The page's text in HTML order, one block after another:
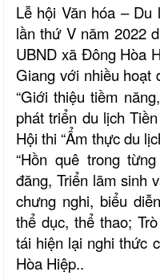
Lễ hội Văn hóa –
lần thứ V năm 2022
UBND xã Đông Hòa
Giang với nhiều hoạt
“Giới thiệu tiềm
phát triển du lịch
Hội thi “Ẩm thực du
“Hồn quê trong
đăng, Triển lãm sinh
chưng nghi, biểu
thể dục, thể thao;
tái hiện lại nghi thức
Hòa Hiệp..